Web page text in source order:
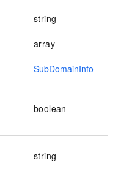
string
array
SubDomainInfo
boolean
string